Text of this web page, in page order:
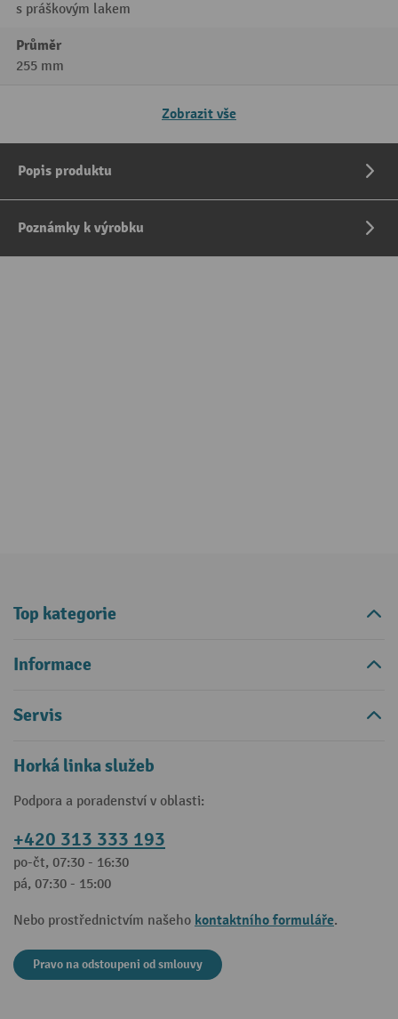
s práškovým lakem
Průměr
255 mm
Zobrazit vše
Popis produktu
Poznámky k výrobku
Top kategorie
Informace
Servis
Horká linka služeb
Podpora a poradenství v oblasti:
+420 313 333 193
po-čt, 07:30 - 16:30
pá, 07:30 - 15:00
Nebo prostřednictvím našeho kontaktního formuláře.
Pravo na odstoupeni od smlouvy